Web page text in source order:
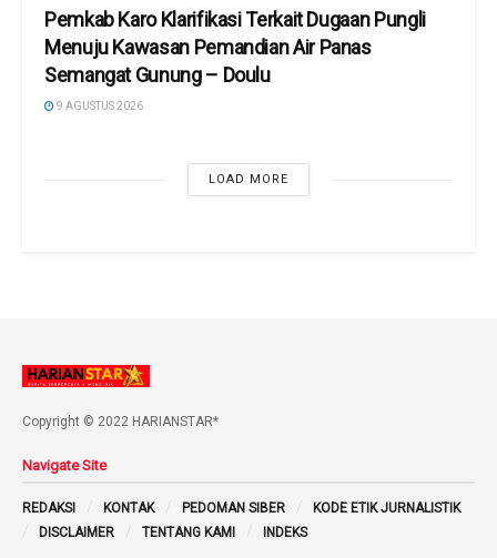
Pemkab Karo Klarifikasi Terkait Dugaan Pungli
Menuju Kawasan Pemandian Air Panas
Semangat Gunung – Doulu ‎
9 AGUSTUS 2026
LOAD MORE
Copyright © 2022 HARIANSTAR*
Navigate Site
REDAKSI KONTAK PEDOMAN SIBER
KODE ETIK JURNALISTIK
DISCLAIMER
TENTANG KAMI INDEKS